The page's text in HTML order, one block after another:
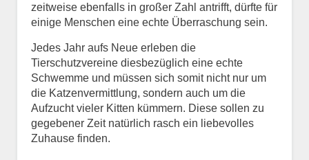
Ort des Verschwindens
zeitweise ebenfalls in großer Zahl antrifft, dürfte für
einige Menschen eine echte Überraschung sein.
Jedes Jahr aufs Neue erleben die
Tierschutzvereine diesbezüglich eine echte
Schwemme und müssen sich somit nicht nur um
die Katzenvermittlung, sondern auch um die
Aufzucht vieler Kitten kümmern. Diese sollen zu
gegebener Zeit natürlich rasch ein liebevolles
Zuhause finden.